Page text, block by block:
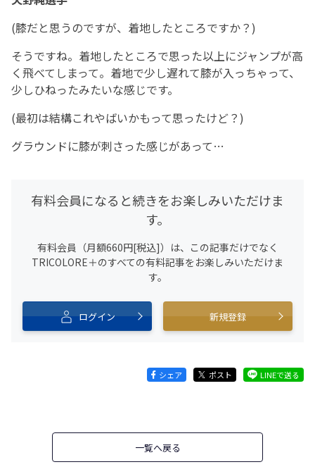
(膝だと思うのですが、着地したところですか？)
そうですね。着地したところで思った以上にジャンプが高
く飛べてしまって。着地で少し遅れて膝が入っちゃって、
少しひねったみたいな感じです。
(最初は結構これやばいかもって思ったけど？)
グラウンドに膝が刺さった感じがあって…
有料会員になると続きをお楽しみいただけま
す。
有料会員（月額660円[税込]）は、この記事だけでなく
TRICOLORE＋のすべての有料記事をお楽しみいただけま
す。
ログイン 新規登録
シェア ポスト LINEで送る
一覧へ戻る